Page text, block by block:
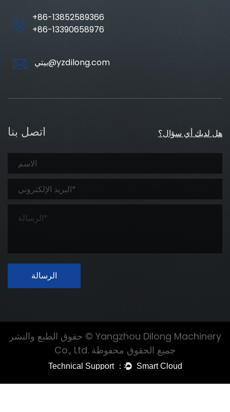
+86-13852589366
+86-13390658976
بيتي@yzdilong.com
اتصل بنا هل لديك أي سؤال؟
الرسالة
حقوق الطبع والنشر © Yangzhou Dilong Machinery
Co., Ltd. جميع الحقوق محفوظة